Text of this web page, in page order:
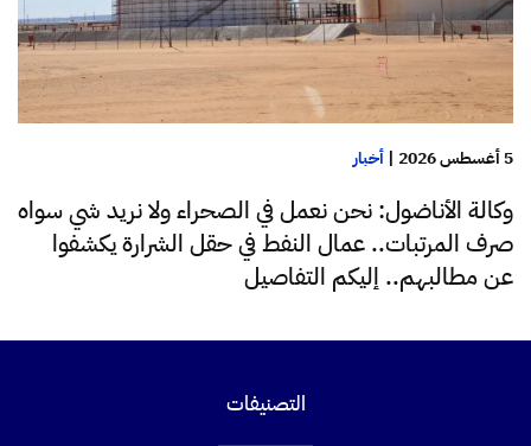
5 أغسطس 2026 | أخبار
وكالة الأناضول: نحن نعمل في الصحراء ولا نريد شي سواه
صرف المرتبات.. عمال النفط في حقل الشرارة يكشفوا
عن مطالبهم.. إليكم التفاصيل
التصنيفات